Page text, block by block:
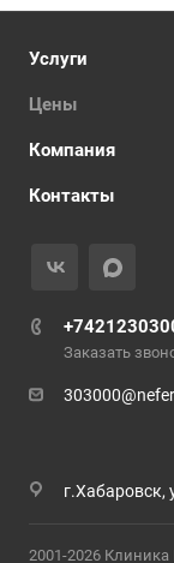
Услуги
Цены
Компания
Контакты
Заказать
г.Хабаровск,
2001-2026